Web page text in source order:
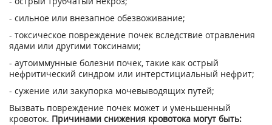
- сильное или внезапное обезвоживание;
- токсическое повреждение почек вследствие отравления
ядами или другими токсинами;
- аутоиммунные болезни почек, такие как острый
нефритический синдром или интерстициальный нефрит;
- сужение или закупорка мочевыводящих путей;
Вызвать повреждение почек может и уменьшенный
кровоток. Причинами снижения кровотока могут быть: